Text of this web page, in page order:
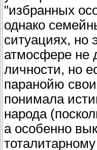
"избранных
однако
ситуациях, но
атмосфере не
личности, но
паранойю
понимала
народа
а особенно